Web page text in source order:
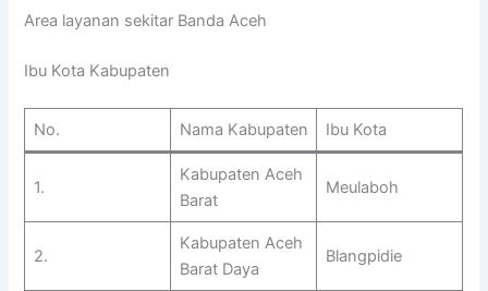
Area layanan sekitar Banda Aceh
Ibu Kota Kabupaten
No. Nama Kabupaten Ibu Kota
1.
Kabupaten Aceh
Barat
Meulaboh
2.
Kabupaten Aceh
Barat Daya
Blangpidie